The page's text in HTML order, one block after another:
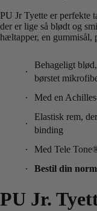
PU Jr Tyette er perfekte
der er lige så blødt og
hæltapper, en gummisål,
Behageligt
børstet
Med en
Elastisk rem,
binding
Med Tele
Bestil din
PU Jr.